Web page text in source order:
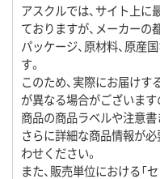
アスクルでは、サイト上
ておりますが、メーカーの
パッケージ、原材料、原産
す。
このため、実際にお届け
が異なる場合がございま
商品の商品ラベルや注意書
さらに詳細な商品情報が
わせください。
また、販売単位における「